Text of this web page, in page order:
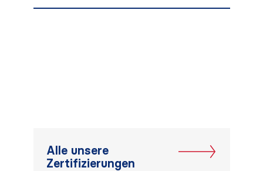
Alle unsere
Zertifizierungen